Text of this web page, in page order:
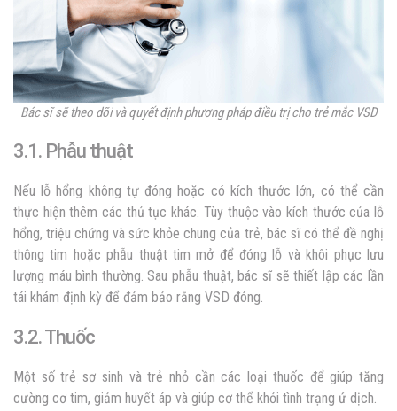
Bác sĩ sẽ theo dõi và quyết định phương pháp điều trị cho trẻ mắc VSD
3.1. Phẫu thuật
Nếu lỗ hổng không tự đóng hoặc có kích thước lớn, có thể cần
thực hiện thêm các thủ tục khác. Tùy thuộc vào kích thước của lỗ
hổng, triệu chứng và sức khỏe chung của trẻ, bác sĩ có thể đề nghị
thông tim hoặc phẫu thuật tim mở để đóng lỗ và khôi phục lưu
lượng máu bình thường. Sau phẫu thuật, bác sĩ sẽ thiết lập các lần
tái khám định kỳ để đảm bảo rằng VSD đóng.
3.2. Thuốc
Một số trẻ sơ sinh và trẻ nhỏ cần các loại thuốc để giúp tăng
cường cơ tim, giảm huyết áp và giúp cơ thể khỏi tình trạng ứ dịch.